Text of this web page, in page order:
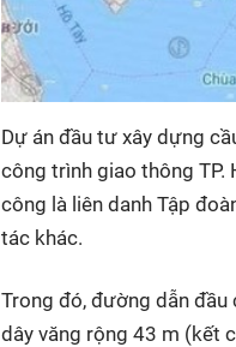
Dự án đầu tư xây dựng
công trình giao thông
công là liên danh Tập
tác khác.
Trong đó, đường dẫn đầu
dây văng rộng 43 m (kết